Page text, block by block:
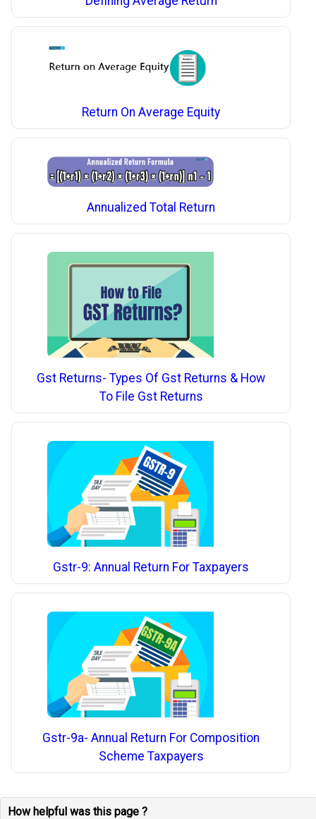
Return On Average Equity
Annualized Total Return
Gst Returns- Types Of Gst Returns & How
To File Gst Returns
Gstr-9: Annual Return For Taxpayers
Gstr-9a- Annual Return For Composition
Scheme Taxpayers
How helpful was this page ?